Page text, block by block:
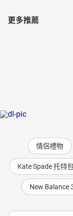
更多推薦
情侶禮物
Kate Spade 托特包
New Balance